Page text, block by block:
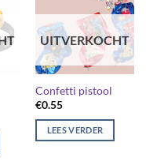
UITVERKOCHT
Confetti pistool
€0.55
LEES VERDER